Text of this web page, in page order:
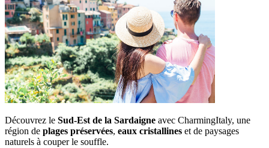
Découvrez le Sud-Est de la Sardaigne avec CharmingItaly, une
région de plages préservées, eaux cristallines et de paysages
naturels à couper le souffle.